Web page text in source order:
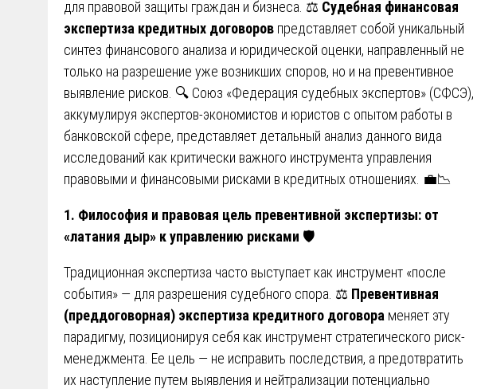
для правовой защиты граждан и бизнеса. ⚖️ Судебная финансовая
экспертиза кредитных договоров представляет собой уникальный
синтез финансового анализа и юридической оценки, направленный не
только на разрешение уже возникших споров, но и на превентивное
выявление рисков. 🔍 Союз «Федерация судебных экспертов» (СФСЭ),
аккумулируя экспертов-экономистов и юристов с опытом работы в
банковской сфере, представляет детальный анализ данного вида
исследований как критически важного инструмента управления
правовыми и финансовыми рисками в кредитных отношениях. 💼📉
1. Философия и правовая цель превентивной экспертизы: от
«латания дыр» к управлению рисками 🛡️
Традиционная экспертиза часто выступает как инструмент «после
события» — для разрешения судебного спора. ⚖️ Превентивная
(преддоговорная) экспертиза кредитного договора меняет эту
парадигму, позиционируя себя как инструмент стратегического риск-
менеджмента. Ее цель — не исправить последствия, а предотвратить
их наступление путем выявления и нейтрализации потенциально